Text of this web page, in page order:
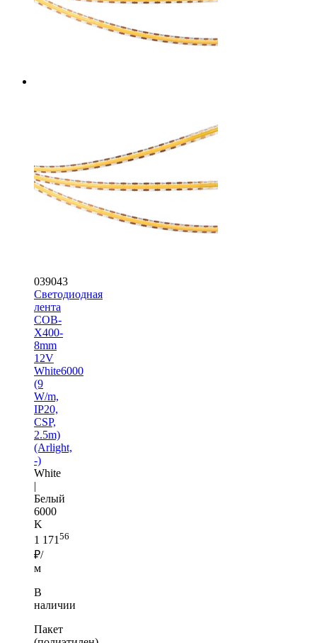
039043
Светодиодная
лента
COB-
X400-
8mm
12V
White6000
(9
W/m,
IP20,
CSP,
2.5m)
(Arlight,
-)
White
|
Белый
6000
K
1 171 56
₽/
м
В
наличии
Пакет